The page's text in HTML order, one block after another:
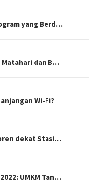
yang Berd…
Matahari dan B…
Wi-Fi?
dekat Stasi…
UMKM Tan…